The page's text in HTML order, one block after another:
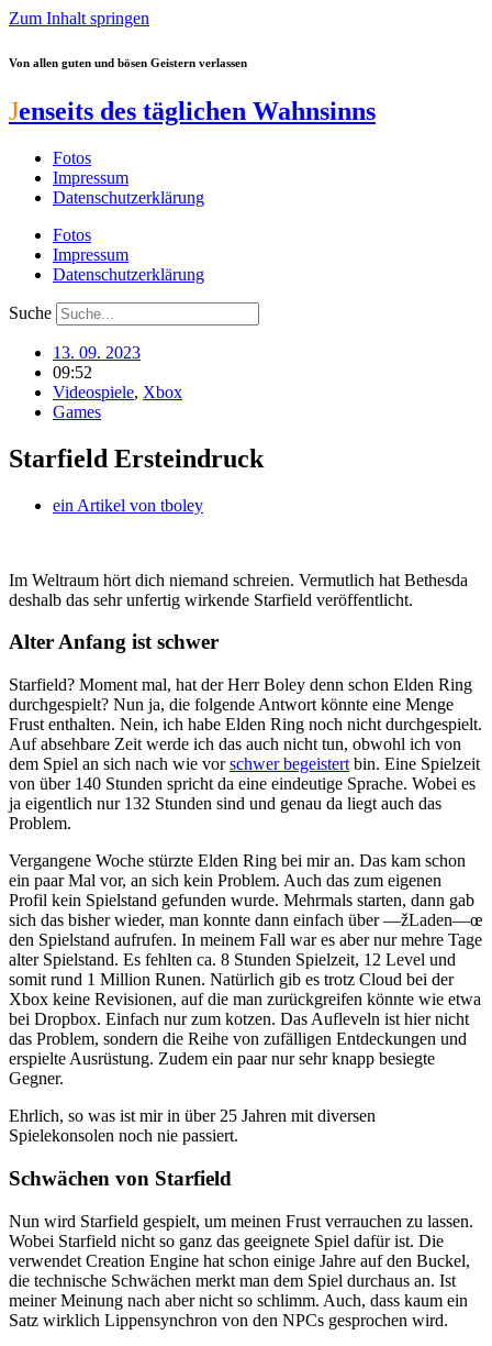
Zum Inhalt springen
Von allen guten und bösen Geistern verlassen
Jenseits des täglichen Wahnsinns
Fotos
Impressum
Datenschutzerklärung
Fotos
Impressum
Datenschutzerklärung
Suche
13. 09. 2023
09:52
Videospiele, Xbox
Games
Starfield Ersteindruck
ein Artikel von tboley
Im Weltraum hört dich niemand schreien. Vermutlich hat Bethesda
deshalb das sehr unfertig wirkende Starfield veröffentlicht.
Alter Anfang ist schwer
Starfield? Moment mal, hat der Herr Boley denn schon Elden Ring
durchgespielt? Nun ja, die folgende Antwort könnte eine Menge
Frust enthalten. Nein, ich habe Elden Ring noch nicht durchgespielt.
Auf absehbare Zeit werde ich das auch nicht tun, obwohl ich von
dem Spiel an sich nach wie vorschwer begeistert bin. Eine Spielzeit
von über 140 Stunden spricht da eine eindeutige Sprache. Wobei es
ja eigentlich nur 132 Stunden sind und genau da liegt auch das
Problem.
Vergangene Woche stürzte Elden Ring bei mir an. Das kam schon
ein paar Mal vor, an sich kein Problem. Auch das zum eigenen
Profil kein Spielstand gefunden wurde. Mehrmals starten, dann gab
sich das bisher wieder, man konnte dann einfach über —žLaden—œ
den Spielstand aufrufen. In meinem Fall war es aber nur mehre Tage
alter Spielstand. Es fehlten ca. 8 Stunden Spielzeit, 12 Level und
somit rund 1 Million Runen. Natürlich gib es trotz Cloud bei der
Xbox keine Revisionen, auf die man zurückgreifen könnte wie etwa
bei Dropbox. Einfach nur zum kotzen. Das Aufleveln ist hier nicht
das Problem, sondern die Reihe von zufälligen Entdeckungen und
erspielte Ausrüstung. Zudem ein paar nur sehr knapp besiegte
Gegner.
Ehrlich, so was ist mir in über 25 Jahren mit diversen
Spielekonsolen noch nie passiert.
Schwächen von Starfield
Nun wird Starfield gespielt, um meinen Frust verrauchen zu lassen.
Wobei Starfield nicht so ganz das geeignete Spiel dafür ist. Die
verwendet Creation Engine hat schon einige Jahre auf den Buckel,
die technische Schwächen merkt man dem Spiel durchaus an. Ist
meiner Meinung nach aber nicht so schlimm. Auch, dass kaum ein
Satz wirklich Lippensynchron von den NPCs gesprochen wird.